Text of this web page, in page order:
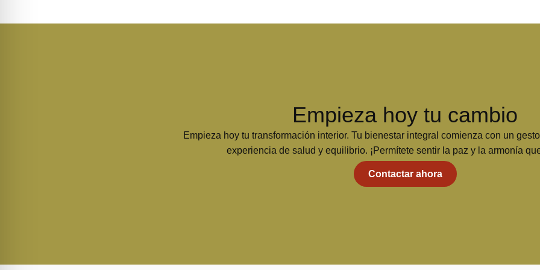
Empieza hoy tu cambio
Empieza hoy tu transformación interior. Tu bienestar integral comienza con un
experiencia de salud y equilibrio. ¡Permítete sentir la paz y la armonía
Contactar ahora